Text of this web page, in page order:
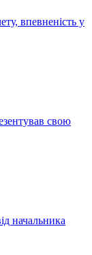
впевненість у
свою
начальника